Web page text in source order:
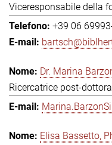
Viceresponsabile della
+39 06
Dr. Marina
Ricercatrice post-
Elisa Bassetto,